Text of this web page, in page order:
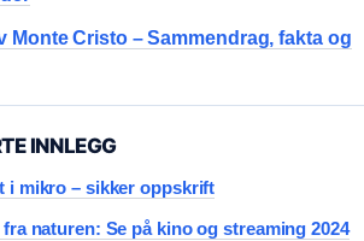
Monte Cristo – Sammendrag, fakta og
INNLEGG
i mikro – sikker oppskrift
naturen: Se på kino og streaming 2024